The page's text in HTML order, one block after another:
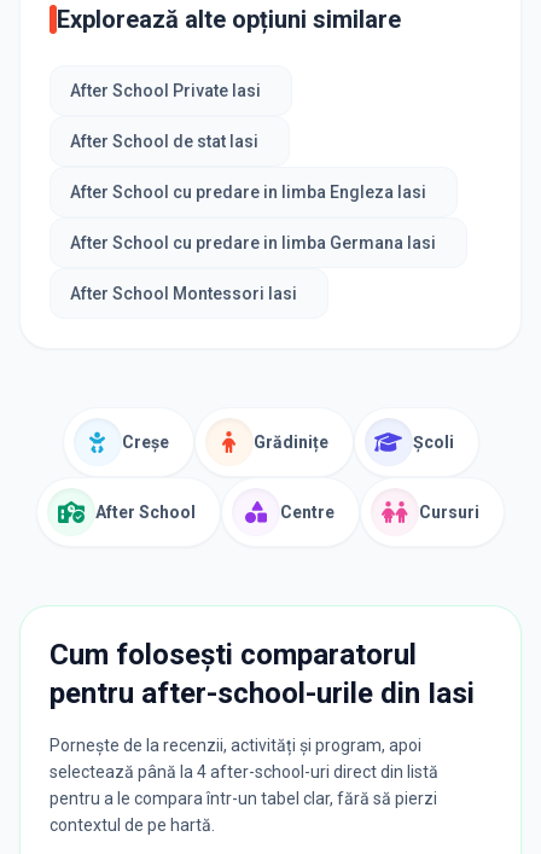
Explorează alte opțiuni similare
After School Private Iasi
After School de stat Iasi
After School cu predare in limba Engleza Iasi
After School cu predare in limba Germana Iasi
After School Montessori Iasi
Creșe Grădinițe Școli
After School Centre Cursuri
Cum folosești comparatorul
pentru after-school-urile din Iasi
Pornește de la recenzii, activități și program, apoi
selectează până la 4 after-school-uri direct din listă
pentru a le compara într-un tabel clar, fără să pierzi
contextul de pe hartă.